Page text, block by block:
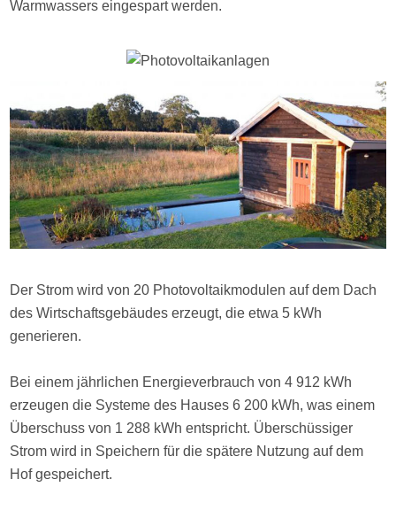
Warmwassers eingespart werden.
Der Strom wird von 20 Photovoltaikmodulen auf dem Dach
des Wirtschaftsgebäudes erzeugt, die etwa 5 kWh
generieren.
Bei einem jährlichen Energieverbrauch von 4 912 kWh
erzeugen die Systeme des Hauses 6 200 kWh, was einem
Überschuss von 1 288 kWh entspricht. Überschüssiger
Strom wird in Speichern für die spätere Nutzung auf dem
Hof gespeichert.